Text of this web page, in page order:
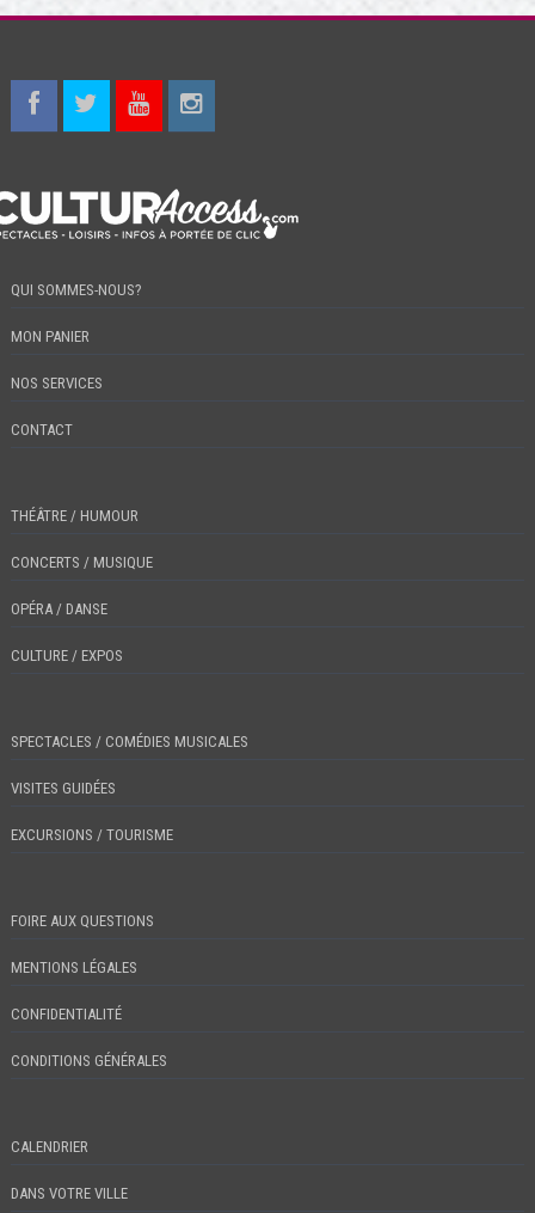
QUI SOMMES-NOUS?
MON PANIER
NOS SERVICES
CONTACT
THÉÂTRE / HUMOUR
CONCERTS / MUSIQUE
OPÉRA / DANSE
CULTURE / EXPOS
SPECTACLES / COMÉDIES MUSICALES
VISITES GUIDÉES
EXCURSIONS / TOURISME
FOIRE AUX QUESTIONS
MENTIONS LÉGALES
CONFIDENTIALITÉ
CONDITIONS GÉNÉRALES
CALENDRIER
DANS VOTRE VILLE